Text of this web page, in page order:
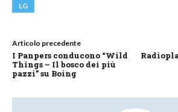
LG
Articolo precedente
I Panpers conducono “Wild
Things – Il bosco dei più
pazzi” su Boing